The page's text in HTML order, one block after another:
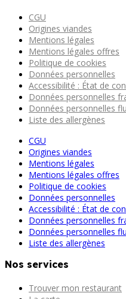
CGU
Origines viandes
Mentions légales
Mentions légales offres
Politique de cookies
Données personnelles
Accessibilité : État de
Données personnelles
Données personnelles
Liste des allergènes
CGU
Origines viandes
Mentions légales
Mentions légales offres
Politique de cookies
Données personnelles
Accessibilité : État de
Données personnelles
Données personnelles
Liste des allergènes
Nos services
Trouver mon restaurant